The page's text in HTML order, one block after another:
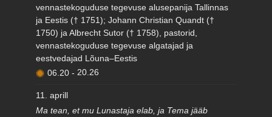
vennastekoguduse tegevuse alusepanija Tallinnas
ja Eestis († 1751); Johann Christian Quandt (†
1750) ja Albrecht Sutor († 1758), pastorid,
vennastekoguduse tegevuse algatajad ja
eestvedajad Lõuna–Eestis
06.20 - 20.26
11. aprill
Ma tean, et mu Lunastaja elab, ja Tema jääb